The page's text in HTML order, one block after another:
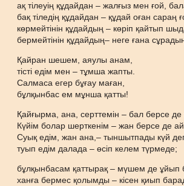
ақ тілеуің құдайдан – жалғыз мен ғой,
бақ тіледің құдайдан – құдай оған сараң
көрмейтінін құдайдың – көріп қайтып
бермейтінін құдайдың– неге ғана
Қайран шешем, аяулы анам,
тісті едім мен – тұмша жапты.
Салмаса егер бұғау маған,
бұлқынбас ем мұнша қатты!
Қайғырма, ана, серттемін – бал берсе
Күйім болар шерткенім – жан берсе де
Суық едім, жан ана,– тыншытпады күй
туып едім далада – өсіп келем түрмеде;
бұлқынбасам қаттырақ – мүшем де ұйып
ханға бермес қолымды – кісен қиып